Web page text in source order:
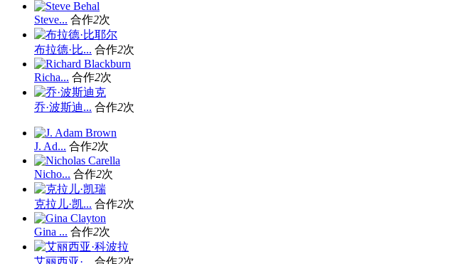
Steve... 合作2次
布拉德·比... 合作2次
Richa... 合作2次
乔·波斯迪... 合作2次
J. Ad... 合作2次
Nicho... 合作2次
克拉儿·凯... 合作2次
Gina ... 合作2次